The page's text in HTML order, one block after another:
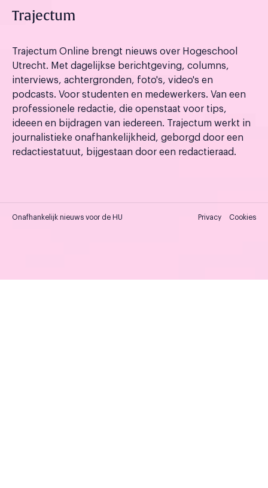
Trajectum
Trajectum Online brengt nieuws over Hogeschool
Utrecht. Met dagelijkse berichtgeving, columns,
interviews, achtergronden, foto's, video's en
podcasts. Voor studenten en medewerkers. Van een
professionele redactie, die openstaat voor tips,
ideeen en bijdragen van iedereen. Trajectum werkt in
journalistieke onafhankelijkheid, geborgd door een
redactiestatuut, bijgestaan door een redactieraad.
Onafhankelijk nieuws voor de HU Privacy Cookies